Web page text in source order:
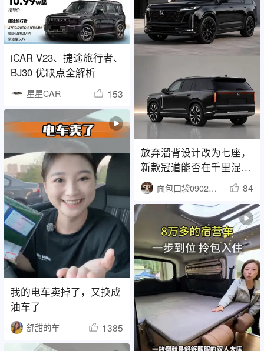
iCAR V23、捷途旅行者、
BJ30 优缺点全解析
星星CAR 153
放弃溜背设计改为七座，
新款冠道能否在千里混合
动力中战胜新能源车？
面包口袋090226 84
我的电车卖掉了，又换成
油车了
舒甜的车 1385